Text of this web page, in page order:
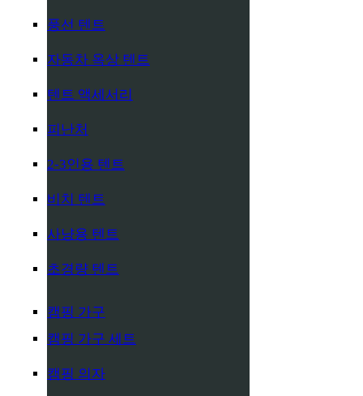
풍선 텐트
자동차 옥상 텐트
텐트 액세서리
피난처
2-3인용 텐트
비치 텐트
사냥용 텐트
초경량 텐트
캠핑 가구
캠핑 가구 세트
캠핑 의자